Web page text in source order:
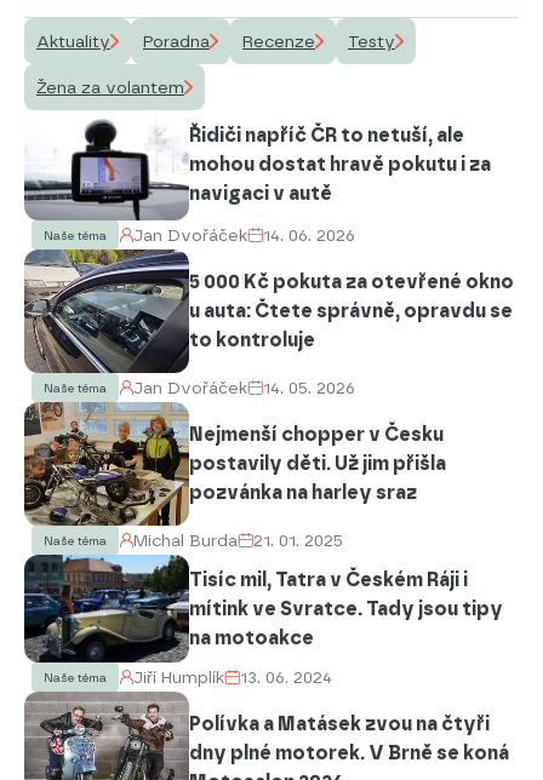
Aktuality Poradna Recenze Testy
Žena za volantem
Řidiči napříč ČR to netuší, ale
mohou dostat hravě pokutu i za
navigaci v autě
Naše téma Jan Dvořáček 14. 06. 2026
5 000 Kč pokuta za otevřené okno
u auta: Čtete správně, opravdu se
to kontroluje
Naše téma Jan Dvořáček 14. 05. 2026
Nejmenší chopper v Česku
postavily děti. Už jim přišla
pozvánka na harley sraz
Naše téma Michal Burda 21. 01. 2025
Tisíc mil, Tatra v Českém Ráji i
mítink ve Svratce. Tady jsou tipy
na motoakce
Naše téma Jiří Humplík 13. 06. 2024
Polívka a Matásek zvou na čtyři
dny plné motorek. V Brně se koná